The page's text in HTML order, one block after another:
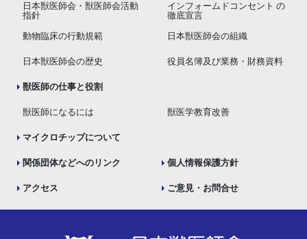
日本獣医師会・獣医師会活動
指針
インフォームドコンセント の
徹底宣言
動物臨床の行動規範 日本獣医師会の組織
日本獣医師会の歴史 役員名簿及び業務・財務資料
獣医師の仕事と役割
獣医師になるには 獣医学教育改善
マイクロチップについて
関係団体などへのリンク 個人情報保護方針
アクセス ご意見・お問合せ